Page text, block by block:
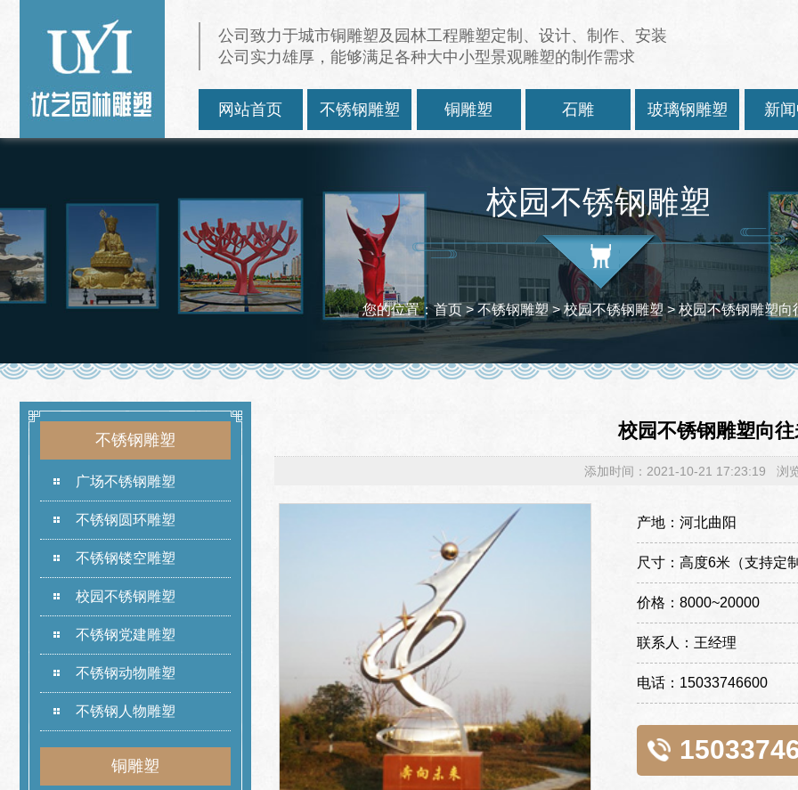
公司致力于城市铜雕塑及园林工程雕塑定制、设计、制作、安装
公司实力雄厚，能够满足各种大中小型景观雕塑的制作需求
网站首页 不锈钢雕塑 铜雕塑 石雕 玻璃钢雕塑 新
校园不锈钢雕塑
您的位置：首页> 不锈钢雕塑 >校园不锈钢雕塑 > 校园不锈钢雕塑向
不锈钢雕塑
广场不锈钢雕塑
不锈钢圆环雕塑
不锈钢镂空雕塑
校园不锈钢雕塑
不锈钢党建雕塑
不锈钢动物雕塑
不锈钢人物雕塑
铜雕塑
校园不锈钢雕塑向
添加时间：2021-10-21 17:23:19 浏
产地：河北曲阳
尺寸：高度6米（支持定
价格：8000~20000
联系人：王经理
电话：15033746600